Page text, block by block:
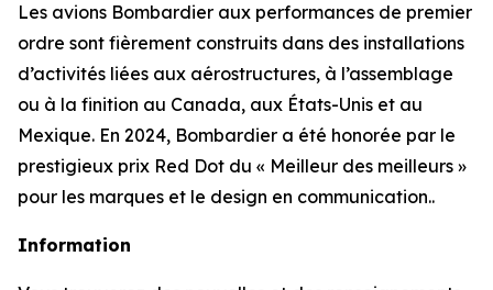
Les avions Bombardier aux performances de premier
ordre sont fièrement construits dans des installations
d’activités liées aux aérostructures, à l’assemblage
ou à la finition au Canada, aux États-Unis et au
Mexique. En 2024, Bombardier a été honorée par le
prestigieux prix Red Dot du « Meilleur des meilleurs »
pour les marques et le design en communication..
Information